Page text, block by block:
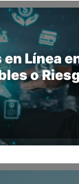
Línea
o